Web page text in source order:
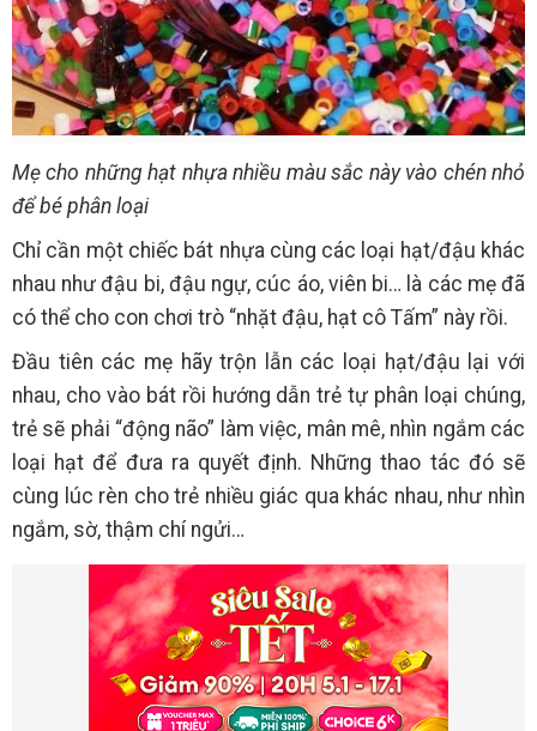
Mẹ cho những hạt nhựa nhiều màu sắc này vào chén nhỏ
để bé phân loại
Chỉ cần một chiếc bát nhựa cùng các loại hạt/đậu khác
nhau như đậu bi, đậu ngự, cúc áo, viên bi… là các mẹ đã
có thể cho con chơi trò “nhặt đậu, hạt cô Tấm” này rồi.
Đầu tiên các mẹ hãy trộn lẫn các loại hạt/đậu lại với
nhau, cho vào bát rồi hướng dẫn trẻ tự phân loại chúng,
trẻ sẽ phải “động não” làm việc, mân mê, nhìn ngắm các
loại hạt để đưa ra quyết định. Những thao tác đó sẽ
cùng lúc rèn cho trẻ nhiều giác qua khác nhau, như nhìn
ngắm, sờ, thậm chí ngửi…